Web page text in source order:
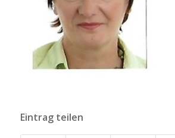
Eintrag teilen